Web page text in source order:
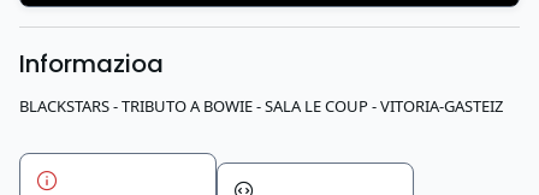
Informazioa
BLACKSTARS - TRIBUTO A BOWIE - SALA LE COUP - VITORIA-GASTEIZ